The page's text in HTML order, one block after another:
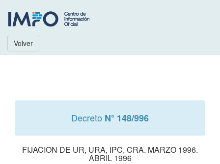
Volver
Decreto N° 148/996
FIJACION DE UR, URA, IPC, CRA. MARZO 1996.
ABRIL 1996